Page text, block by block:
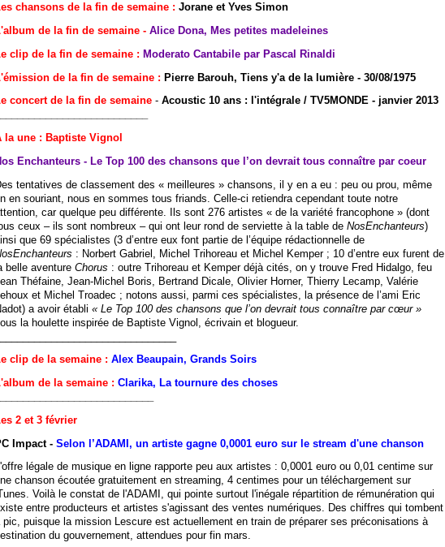
chansons de la fin de semaine : Jorane et Yves Simon
de la fin de semaine - Alice Dona, Mes petites madeleines
clip de la fin de semaine : Moderato Cantabile par Pascal Rinaldi
de la fin de semaine : Pierre Barouh, Tiens y'a de la lumière - 30/08/1975
concert de la fin de semaine- Acoustic 10 ans : l'intégrale / TV5MONDE - janvier 2013
la une : Baptiste Vignol
Enchanteurs - Le Top 100 des chansons que l’on devrait tous connaître par coeur
tentatives de classement des « meilleures » chansons, il y en a eu : peu ou prou, même
en souriant, nous en sommes tous friands. Celle-ci retiendra cependant toute notre
car quelque peu différente. Ils sont 276 artistes « de la variété francophone » (dont
ceux – ils sont nombreux – qui ont leur rond de serviette à la table de NosEnchanteurs)
que 69 spécialistes (3 d’entre eux font partie de l’équipe rédactionnelle de
: Norbert Gabriel, Michel Trihoreau et Michel Kemper ; 10 d’entre eux furent de
belle aventure Chorus : outre Trihoreau et Kemper déjà cités, on y trouve Fred Hidalgo, feu
Théfaine, Jean-Michel Boris, Bertrand Dicale, Olivier Horner, Thierry Lecamp, Valérie
et Michel Troadec ; notons aussi, parmi ces spécialistes, la présence de l’ami Eric
a avoir établi « Le Top 100 des chansons que l’on devrait tous connaître par cœur »
la houlette inspirée de Baptiste Vignol, écrivain et blogueur.
clip de la semaine : Alex Beaupain, Grands Soirs
de la semaine : Clarika, La tournure des choses
2 et 3 février
Impact - Selon l’ADAMI, un artiste gagne 0,0001 euro sur le stream d'une chanson
légale de musique en ligne rapporte peu aux artistes : 0,0001 euro ou 0,01 centime sur
chanson écoutée gratuitement en streaming, 4 centimes pour un téléchargement sur
Voilà le constat de l'ADAMI, qui pointe surtout l'inégale répartition de rémunération qui
entre producteurs et artistes s'agissant des ventes numériques. Des chiffres qui tombent
pic, puisque la mission Lescure est actuellement en train de préparer ses préconisations à
du gouvernement, attendues pour fin mars.